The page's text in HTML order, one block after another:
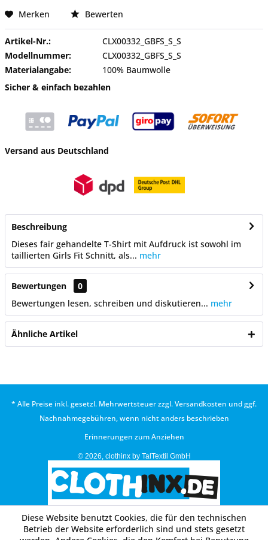
Merken Bewerten
Artikel-Nr.:
CLX00332_GBFS_S_S
Modellnummer:
CLX00332_GBFS_S_S
Materialangabe:
100% Baumwolle
Sicher & einfach bezahlen
Versand aus Deutschland
Beschreibung
Dieses fair gehandelte T-Shirt mit Aufdruck ist sowohl im
taillierten Girls Fit Schnitt, als... mehr
Bewertungen
0
Bewertungen lesen, schreiben und diskutieren... mehr
Ähnliche Artikel
* Alle Preise inkl. gesetzl. Mehrwertsteuer zzgl.Versandkosten und ggf.
Nachnahmegebühren, wenn nicht anders beschrieben
Erinnerungen zum Anziehen
© 2026, clothinx by TalTextil GmbH
Diese Website benutzt Cookies, die für den technischen
Betrieb der Website erforderlich sind und stets gesetzt